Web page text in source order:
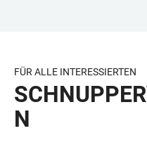
BARRIEREFREIHEIT
FÜR ALLE INTERESSIERTEN
N